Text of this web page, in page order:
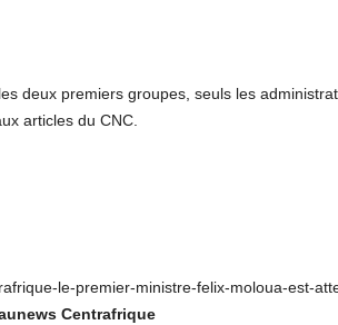
deux premiers groupes, seuls les
articles du CNC.
le-premier-ministre-felix-moloua-est-
Centrafrique